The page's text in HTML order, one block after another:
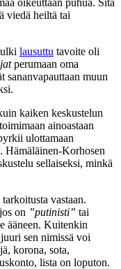
viedä heiltä tai
lausuttu tavoite oli
perumaan oma
sananvapauttaan muun
kaiken keskustelun
ainoastaan
ulottamaan
Hämäläinen-Korhosen
sellaiseksi, minkä
vastaan.
on ”putinisti” tai
ääneen. Kuitenkin
sen nimissä voi
korona, sota,
lista on loputon.